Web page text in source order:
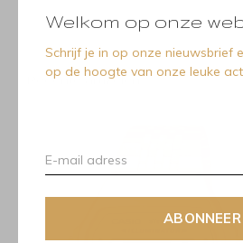
Welkom op onze
Schrijf je in op onze nieuwsbrief
op de hoogte van onze leuke
ABONNEER
Recente artikelen